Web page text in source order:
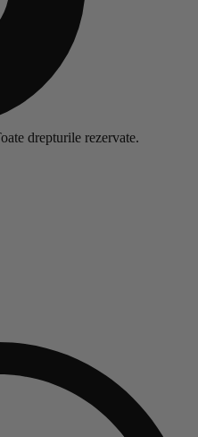
drepturile rezervate.